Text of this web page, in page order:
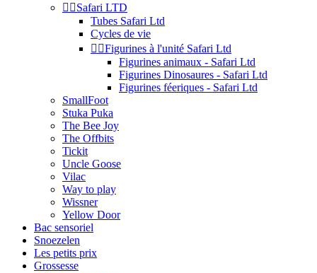
 Safari LTD
Tubes Safari Ltd
Cycles de vie
 Figurines à l'unité Safari Ltd
Figurines animaux - Safari Ltd
Figurines Dinosaures - Safari Ltd
Figurines féeriques - Safari Ltd
SmallFoot
Stuka Puka
The Bee Joy
The Offbits
Tickit
Uncle Goose
Vilac
Way to play
Wissner
Yellow Door
Bac sensoriel
Snoezelen
Les petits prix
Grossesse